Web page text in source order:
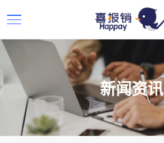
新闻资讯